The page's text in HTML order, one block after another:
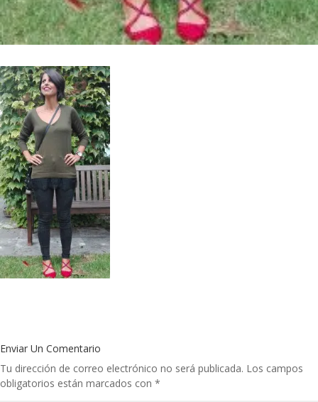
Enviar Un Comentario
Tu dirección de correo electrónico no será publicada. Los campos
obligatorios están marcados con *